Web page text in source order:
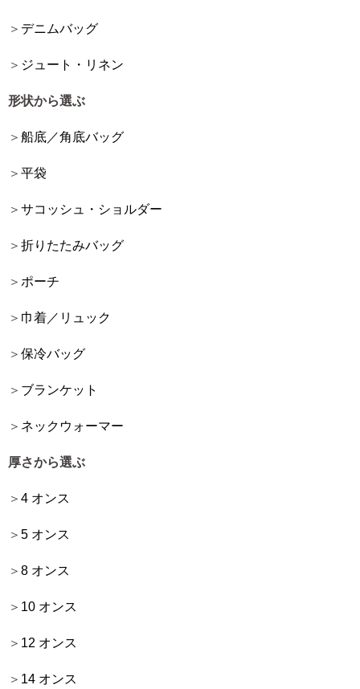
デニムバッグ
ジュート・リネン
形状から選ぶ
船底／角底バッグ
平袋
サコッシュ・ショルダー
折りたたみバッグ
ポーチ
巾着／リュック
保冷バッグ
ブランケット
ネックウォーマー
厚さから選ぶ
4 オンス
5 オンス
8 オンス
10 オンス
12 オンス
14 オンス